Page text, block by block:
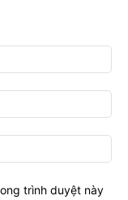
trình duyệt này